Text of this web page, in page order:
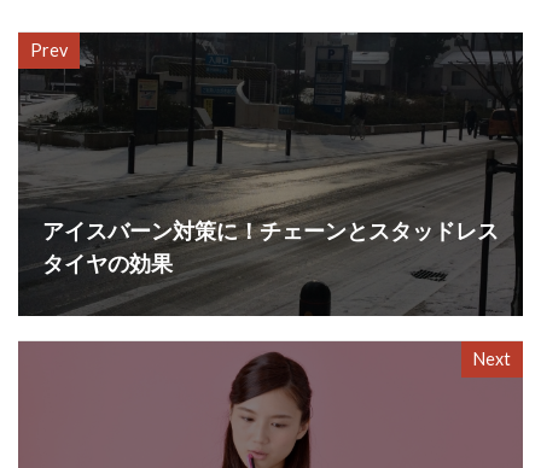
Prev
アイスバーン対策に！チェーンとスタッドレス
タイヤの効果
Next